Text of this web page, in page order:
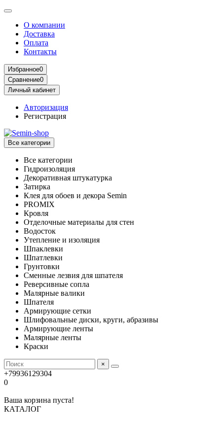
О компании
Доставка
Оплата
Контакты
Избранное0
Сравнение0
Личный кабинет
Авторизация
Регистрация
Все категории
Все категории
Гидроизоляция
Декоративная штукатурка
Затирка
Клея для обоев и декора Semin
PROMIX
Кровля
Отделочные материалы для стен
Водосток
Утепление и изоляция
Шпаклевки
Шпатлевки
Грунтовки
Сменные лезвия для шпателя
Реверсивные сопла
Малярные валики
Шпателя
Армирующие сетки
Шлифовальные диски, круги, абразивы
Армирующие ленты
Малярные ленты
Краски
×
+79936129304
0
Ваша корзина пуста!
КАТАЛОГ